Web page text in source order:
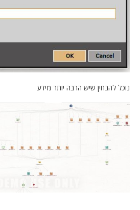
נוכל להבחין שיש הרבה יותר מידע